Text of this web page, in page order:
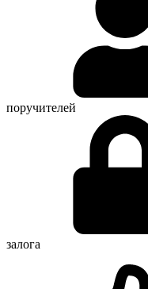
поручителей
залога